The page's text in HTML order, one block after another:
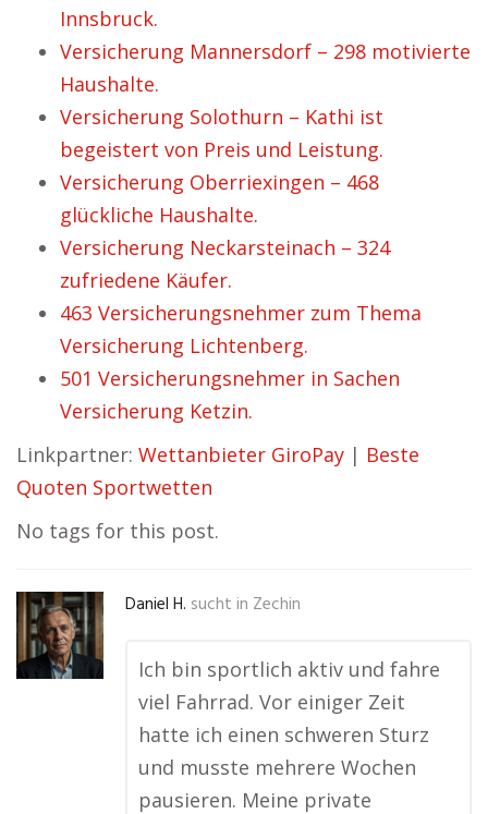
Innsbruck.
Versicherung Mannersdorf – 298 motivierte
Haushalte.
Versicherung Solothurn – Kathi ist
begeistert von Preis und Leistung.
Versicherung Oberriexingen – 468
glückliche Haushalte.
Versicherung Neckarsteinach – 324
zufriedene Käufer.
463 Versicherungsnehmer zum Thema
Versicherung Lichtenberg.
501 Versicherungsnehmer in Sachen
Versicherung Ketzin.
Linkpartner: Wettanbieter GiroPay | Beste
Quoten Sportwetten
No tags for this post.
Daniel H. sucht in Zechin
Ich bin sportlich aktiv und fahre
viel Fahrrad. Vor einiger Zeit
hatte ich einen schweren Sturz
und musste mehrere Wochen
pausieren. Meine private